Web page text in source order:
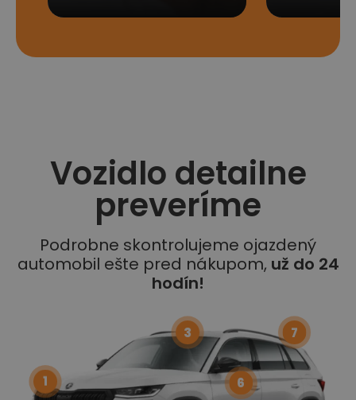
Vozidlo detailne
preveríme
Podrobne skontrolujeme ojazdený
automobil ešte pred nákupom, už do 24
hodín!
1
3
6
7